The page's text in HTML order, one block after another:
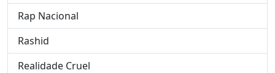
Rap Nacional
Rashid
Realidade Cruel